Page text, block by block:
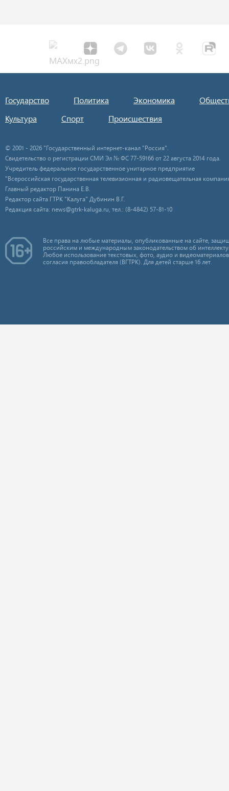
Государство Политика Экономика
Культура
Спорт Происшествия
© 2001 - 2026 "Государственный интернет-канал "Россия".
Свидетельство о регистрации СМИ Эл № ФС 77-59166 от 22 августа 2014 года.
Учредитель федеральное государственное унитарное предприятие
"Всероссийская государственная телевизионная и радиовещательная
Главный редактор Панина Е.В.
Редактор сайта ГТРК "Калуга" Дубинин В.Г.
Редакция сайта: news@gtrk-kaluga.ru, тел.: (8-4842) 57-81-10
Все права на любые материалы, опубликованные на сайте,
российским и международным законодательством об
Любое использование текстовых, фото, аудио и
согласия правообладателя (ВГТРК). Для детей старше 16 лет.